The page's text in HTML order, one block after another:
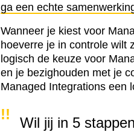
ga een echte
Wanneer je kiest voor
hoeverre je in controle wilt
logisch de keuze voor
en je bezighouden met je
Managed Integrations een
Wil jij in 5